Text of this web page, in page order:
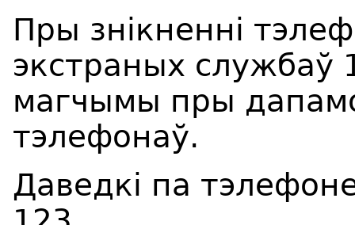
Пры знікненні
экстраных службаў
магчымы пры
тэлефонаў.
Даведкі па